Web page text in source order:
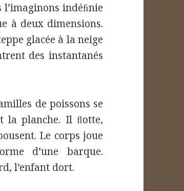
l’imaginons indéﬁnie
à deux dimensions.
glacée à la neige
des instantanés
de poissons se
la planche. Il ﬂotte,
Le corps joue
d’une barque.
l’enfant dort.